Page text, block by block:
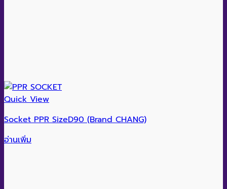
Quick View
Socket PPR SizeD90 (Brand CHANG)
อ่านเพิ่ม